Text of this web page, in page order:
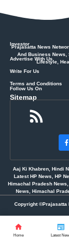
Home Latest
Prajasatta News
And Business News,
Lifestyle,
Investor
Advertise With Us
Write For Us
Terms and Conditions
Sitemap
Follow Us On
Aaj Ki Khabren, Hindi
Latest HP News, HP
Himachal Pradesh
News, Himachal
Copyright ©Prajasatta